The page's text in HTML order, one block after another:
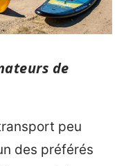
de
peu
des préférés